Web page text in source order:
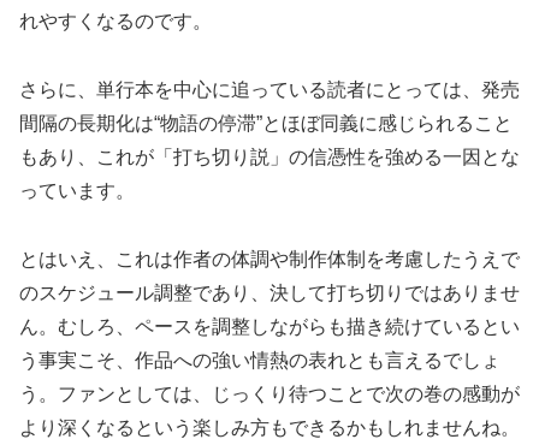
れやすくなるのです。
さらに、単行本を中心に追っている読者にとっては、発売
間隔の長期化は“物語の停滞”とほぼ同義に感じられること
もあり、これが「打ち切り説」の信憑性を強める一因とな
っています。
とはいえ、これは作者の体調や制作体制を考慮したうえで
のスケジュール調整であり、決して打ち切りではありませ
ん。むしろ、ペースを調整しながらも描き続けているとい
う事実こそ、作品への強い情熱の表れとも言えるでしょ
う。ファンとしては、じっくり待つことで次の巻の感動が
より深くなるという楽しみ方もできるかもしれませんね。